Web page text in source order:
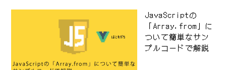
JavaScriptの
「Array.from」に
ついて簡単なサン
プルコードで解説